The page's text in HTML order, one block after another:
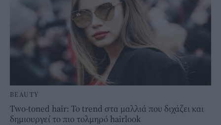
BEAUTY
Τwo-toned hair: Το trend στα μαλλιά που διχάζει και
δημιουργεί το πιο τολμηρό hairlook